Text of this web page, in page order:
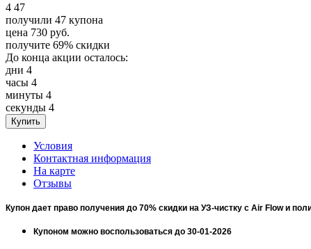
4 47
получили 47 купона
цена 730 руб.
получите 69% скидки
До конца акции осталось:
дни 4
часы 4
минуты 4
секунды 4
Условия
Контактная информация
На карте
Отзывы
Купон дает право получения до 70% скидки на УЗ-чистку с Air Flow и
Купоном можно воспользоваться до 30-01-2026